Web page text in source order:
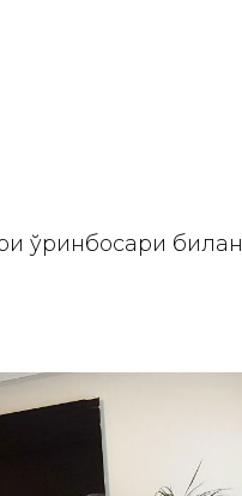
ўринбосари билан